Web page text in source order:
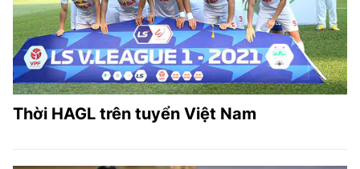
Thời HAGL trên tuyển Việt Nam